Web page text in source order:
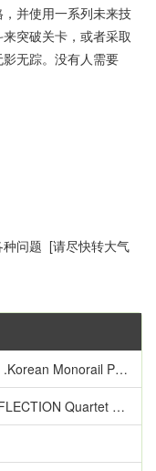
并使用一系列未来技
突破关卡，或者采取
无踪。没有人需要
种问题 [请尽快转大气
Line Hwagaesan 中文
Quartet 英语